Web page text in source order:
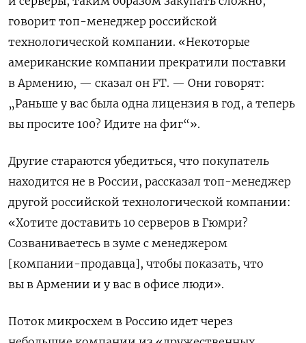
говорит топ-менеджер российской
технологической компании. «Некоторые
американские компании прекратили поставки
в Армению, — сказал он FT. — Они говорят:
„Раньше у вас была одна лицензия в год, а теперь
вы просите 100? Идите на фиг“».
Другие стараются убедиться, что покупатель
находится не в России, рассказал топ-менеджер
другой российской технологической компании:
«Хотите доставить 10 серверов в Гюмри?
Созваниваетесь в зуме с менеджером
[компании-продавца], чтобы показать, что
вы в Армении и у вас в офисе люди».
Поток микросхем в Россию идет через